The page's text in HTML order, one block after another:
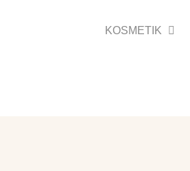
KOSMETIK